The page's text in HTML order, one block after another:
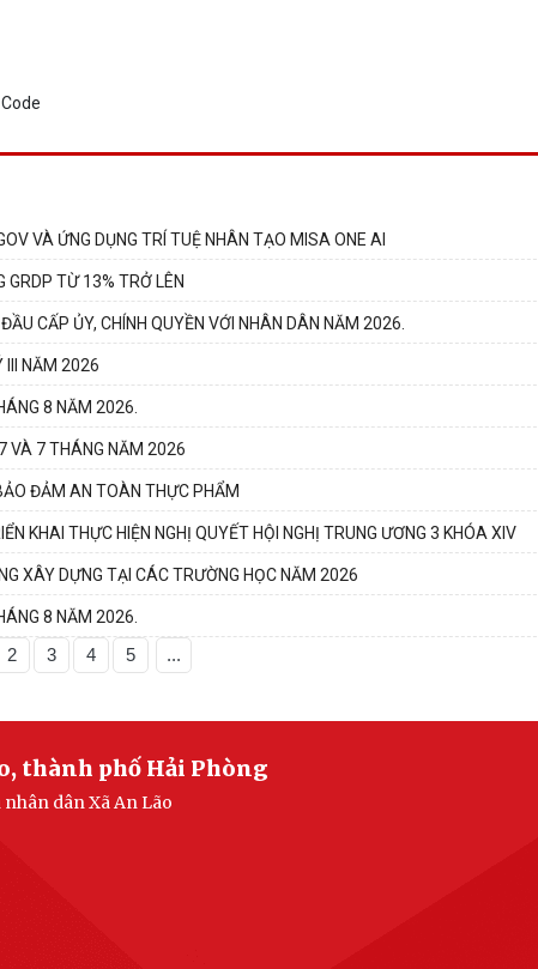
VÀ ỨNG DỤNG TRÍ TUỆ NHÂN TẠO MISA ONE AI
GRDP TỪ 13% TRỞ LÊN
CẤP ỦY, CHÍNH QUYỀN VỚI NHÂN DÂN NĂM 2026.
III NĂM 2026
8 NĂM 2026.
VÀ 7 THÁNG NĂM 2026
ĐẢM AN TOÀN THỰC PHẨM
KHAI THỰC HIỆN NGHỊ QUYẾT HỘI NGHỊ TRUNG ƯƠNG 3 KHÓA XIV
XÂY DỰNG TẠI CÁC TRƯỜNG HỌC NĂM 2026
8 NĂM 2026.
2 3 4 5 ...
thành phố Hải Phòng
dân Xã An Lão